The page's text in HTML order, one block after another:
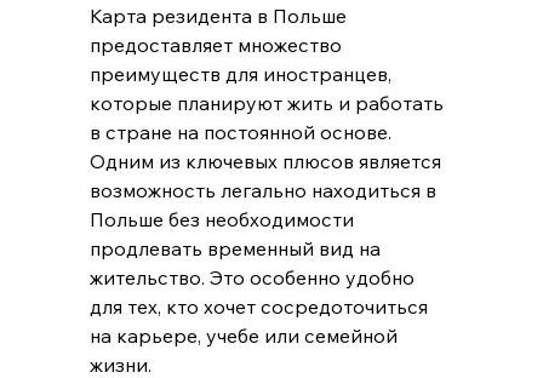
Карта резидента в Польше
предоставляет множество
преимуществ для иностранцев,
которые планируют жить и работать
в стране на постоянной основе.
Одним из ключевых плюсов является
возможность легально находиться в
Польше без необходимости
продлевать временный вид на
жительство. Это особенно удобно
для тех, кто хочет сосредоточиться
на карьере, учебе или семейной
жизни.